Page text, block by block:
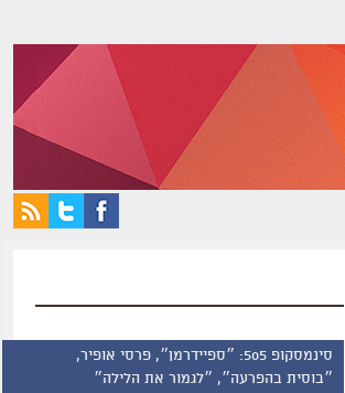
סינמסקופ 505: ״ספיידרמן״, פרסי אופיר,
״בוסית בהפרעה״, ״לגמור את הלילה״